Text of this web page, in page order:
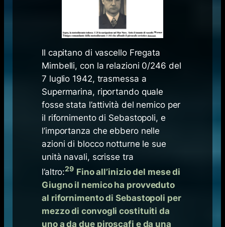
Il capitano di vascello Fregata
Mimbelli, con la relazioni 0/246 del
7 luglio 1942, trasmessa a
Supermarina, riportando quale
fosse stata l’attività del nemico per
il rifornimento di Sebastopoli, e
l’importanza che ebbero nelle
azioni di blocco notturne le sue
unità navali, scrisse tra
l’altro:29 Fino all’inizio del mese di
Giugno il nemico ha provveduto
al rifornimento di Sebastopoli per
mezzo di convogli costituiti da
uno a da due piroscafi e da una